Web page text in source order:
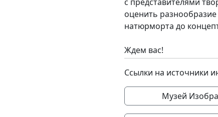
оценить
натюрморта до
Ждем вас!
Ссылки на источники
Музей